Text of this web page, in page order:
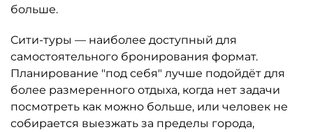
больше.
Сити-туры — наиболее доступный для
самостоятельного бронирования формат.
Планирование "под себя" лучше подойдёт для
более размеренного отдыха, когда нет задачи
посмотреть как можно больше, или человек не
собирается выезжать за пределы города,